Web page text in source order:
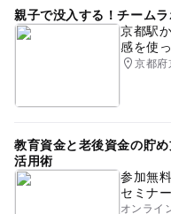
親子で没入する！チーム
京都駅
感を使
京都府
教育資金と老後資金の貯
活用術
参加無
セミナー
オンライ